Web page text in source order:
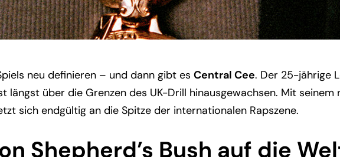
neu definieren – und dann gibt es Central Cee. Der 25-jährige
längst über die Grenzen des UK-Drill hinausgewachsen. Mit seinem
sich endgültig an die Spitze der internationalen Rapszene.
Shepherd’s Bush auf die